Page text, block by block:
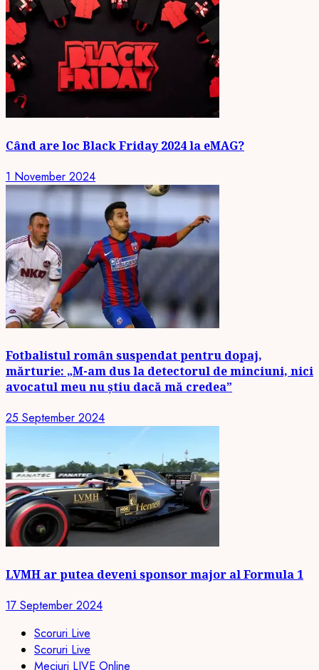
Când are loc Black Friday 2024 la eMAG?
1 November 2024
Fotbalistul român suspendat pentru dopaj,
mărturie: „M-am dus la detectorul de minciuni, nici
avocatul meu nu știu dacă mă credea”
25 September 2024
LVMH ar putea deveni sponsor major al Formula 1
17 September 2024
Scoruri Live
Scoruri Live
Meciuri LIVE Online